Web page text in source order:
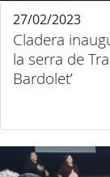
Cladera
la serra de
Bardolet’
27/02/2023